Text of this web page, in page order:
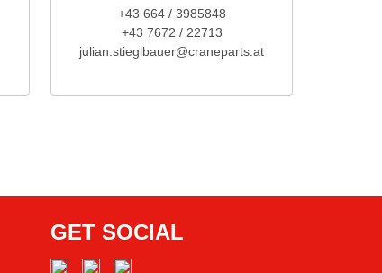
+43 664 / 3985848
+43 7672 / 22713
julian.stieglbauer@craneparts.at
GET SOCIAL